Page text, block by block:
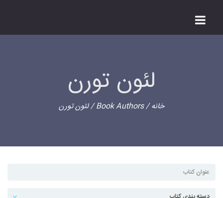
لئون تورن
خانه/ Book Authors / لئون تورن